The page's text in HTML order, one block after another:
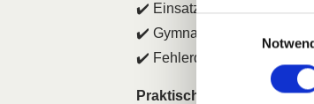
✔️ Einsatz der Doppellonge
✔️ Gymnastizierende &
✔️ Fehlerquellen erkennen &
Praktisch, verständlich &